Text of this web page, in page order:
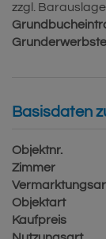
zzgl.
Basisdaten
Objektnr.
Zimmer
Objektart
Kaufpreis